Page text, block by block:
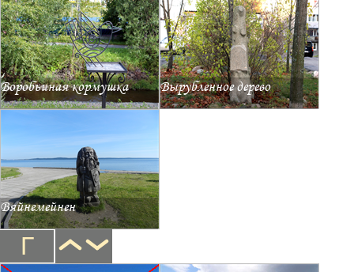
Воробьиная кормушка Вырубленное дерево
Вяйнемейнен
Г